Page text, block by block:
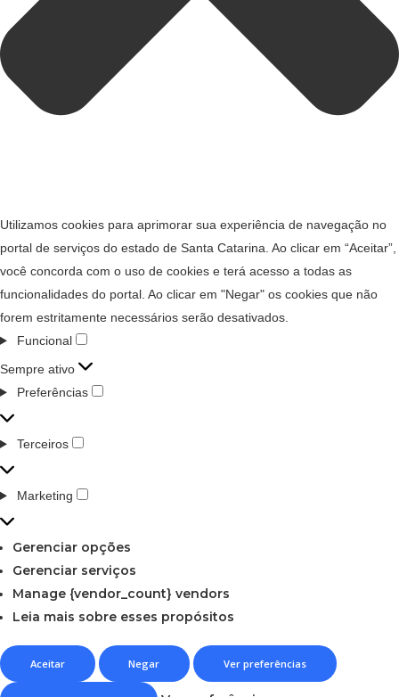
Utilizamos cookies para aprimorar sua experiência de navegação no
portal de serviços do estado de Santa Catarina. Ao clicar em “Aceitar”,
você concorda com o uso de cookies e terá acesso a todas as
funcionalidades do portal. Ao clicar em "Negar" os cookies que não
forem estritamente necessários serão desativados.
Funcional
Sempre ativo
Preferências
Terceiros
Marketing
Gerenciar opções
Gerenciar serviços
Manage {vendor_count} vendors
Leia mais sobre esses propósitos
Aceitar Negar Ver preferências